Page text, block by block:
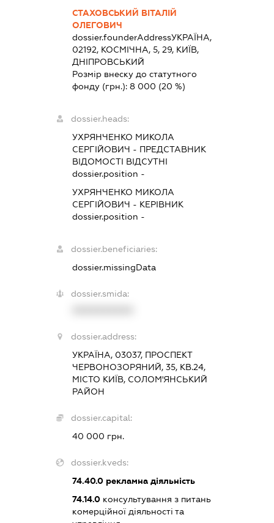
СТАХОВСЬКИЙ ВІТАЛІЙ
ОЛЕГОВИЧ
dossier.founderAddressУКРАЇНА,
02192, КОСМІЧНА, 5, 29, КИЇВ,
ДНІПРОВСЬКИЙ
Розмір внеску до статутного
фонду (грн.): 8 000 (20 %)
dossier.heads:
УХРЯНЧЕНКО МИКОЛА
СЕРГІЙОВИЧ - ПРЕДСТАВНИК
ВІДОМОСТІ ВІДСУТНІ
dossier.position -
УХРЯНЧЕНКО МИКОЛА
СЕРГІЙОВИЧ - КЕРІВНИК
dossier.position -
dossier.beneficiaries:
dossier.missingData
dossier.smida:
dossier.address:
УКРАЇНА, 03037, ПРОСПЕКТ
ЧЕРВОНОЗОРЯНИЙ, 35, КВ.24,
МІСТО КИЇВ, СОЛОМ'ЯНСЬКИЙ
РАЙОН
dossier.capital:
40 000 грн.
dossier.kveds:
74.40.0рекламна діяльність
74.14.0консультування з питань
комерційної діяльності та